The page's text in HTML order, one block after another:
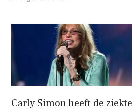
Carly Simon heeft de ziekte